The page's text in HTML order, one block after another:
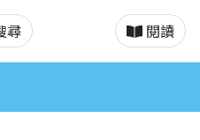
尋 閱讀